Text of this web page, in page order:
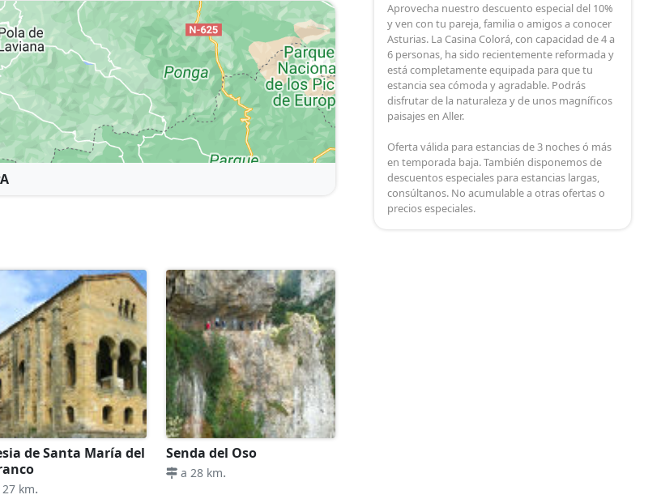
de Santa María del
km.
Senda del Oso
a 28 km.
Aprovecha nuestro descuento especial del 10%
y ven con tu pareja, familia o amigos a conocer
Asturias. La Casina Colorá, con capacidad de 4 a
6 personas, ha sido recientemente reformada y
está completamente equipada para que tu
estancia sea cómoda y agradable. Podrás
disfrutar de la naturaleza y de unos magníficos
paisajes en Aller.
Oferta válida para estancias de 3 noches ó más
en temporada baja. También disponemos de
descuentos especiales para estancias largas,
consúltanos. No acumulable a otras ofertas o
precios especiales.